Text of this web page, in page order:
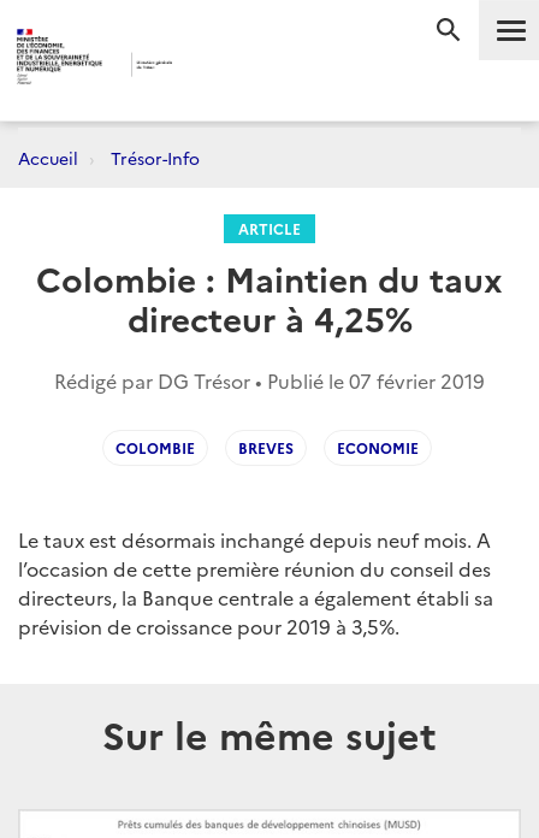
Accueil Trésor-Info
ARTICLE
Colombie : Maintien du taux
directeur à 4,25%
Rédigé par DG Trésor • Publié le07 février 2019
COLOMBIE BREVES ECONOMIE
Le taux est désormais inchangé depuis neuf mois. A
l’occasion de cette première réunion du conseil des
directeurs, la Banque centrale a également établi sa
prévision de croissance pour 2019 à 3,5%.
Sur le même sujet